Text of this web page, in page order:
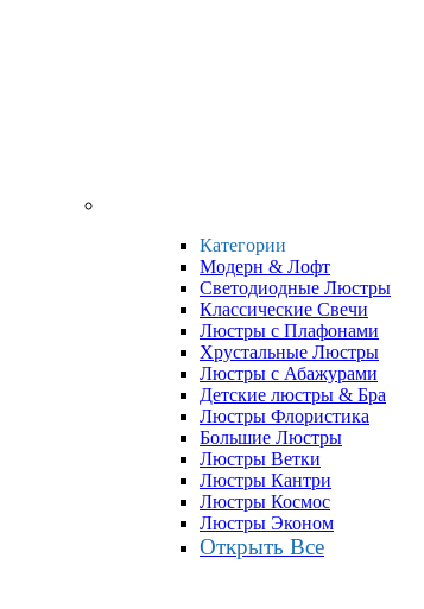
Категории
Модерн & Лофт
Светодиодные Люстры
Классические Свечи
Люстры с Плафонами
Хрустальные Люстры
Люстры с Абажурами
Детские люстры & Бра
Люстры Флористика
Большие Люстры
Люстры Ветки
Люстры Кантри
Люстры Космос
Люстры Эконом
Открыть Все